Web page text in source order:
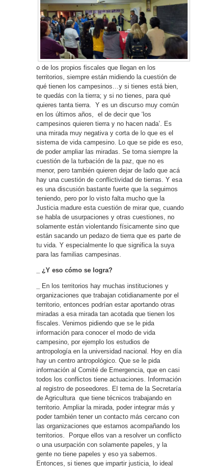
o de los propios fiscales que llegan en los
territorios, siempre están midiendo la cuestión de
qué tienen los campesinos…y si tienes está bien,
te quedás con la tierra; y si no tienes, para qué
quieres tanta tierra. Y es un discurso muy común
en los últimos años, el de decir que ‘los
campesinos quieren tierra y no hacen nada’. Es
una mirada muy negativa y corta de lo que es el
sistema de vida campesino. Lo que se pide es eso,
de poder ampliar las miradas. Se toma siempre la
cuestión de la turbación de la paz, que no es
menor, pero también quieren dejar de lado que acá
hay una cuestión de conflictividad de tierras. Y esa
es una discusión bastante fuerte que la seguimos
teniendo, pero por lo visto falta mucho que la
Justicia madure esta cuestión de mirar que, cuando
se habla de usurpaciones y otras cuestiones, no
solamente están violentando físicamente sino que
están sacando un pedazo de tierra que es parte de
tu vida. Y especialmente lo que significa la suya
para las familias campesinas.
_ ¿Y eso cómo se logra?
En los territorios hay muchas instituciones y
organizaciones que trabajan cotidianamente por el
territorio, entonces podrían estar aportando otras
miradas a esa mirada tan acotada que tienen los
fiscales. Venimos pidiendo que se le pida
información para conocer el modo de vida
campesino, por ejemplo los estudios de
antropología en la universidad nacional. Hoy en día
hay un centro antropológico. Que se le pida
información al Comité de Emergencia, que en casi
todos los conflictos tiene actuaciones. Información
al registro de poseedores. El tema de la Secretaría
de Agricultura que tiene técnicos trabajando en
territorio. Ampliar la mirada, poder integrar más y
poder también tener un contacto más cercano con
las organizaciones que estamos acompañando los
territorios. Porque ellos van a resolver un conflicto
o una usurpación con solamente papeles, y la
gente no tiene papeles y eso ya sabemos.
Entonces, si tienes que impartir justicia, lo ideal